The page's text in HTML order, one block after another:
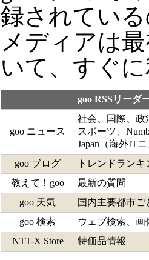
録されてい
メディアは
いて、すぐ
goo RSSリーダ
goo ニュース
社会、国際、政
スポーツ、
Japan（海外IT
goo ブログ
トレンドラン
教えて！goo
最新の質問
goo 天気
国内主要都市ご
goo 検索
ウェブ検索、
NTT-X Store
特価品情報